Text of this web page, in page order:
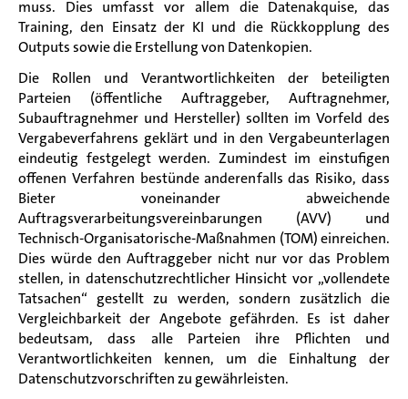
muss. Dies umfasst vor allem die Datenakquise, das
Training, den Einsatz der KI und die Rückkopplung des
Outputs sowie die Erstellung von Datenkopien.
Die Rollen und Verantwortlichkeiten der beteiligten
Parteien (öffentliche Auftraggeber, Auftragnehmer,
Subauftragnehmer und Hersteller) sollten im Vorfeld des
Vergabeverfahrens geklärt und in den Vergabeunterlagen
eindeutig festgelegt werden. Zumindest im einstufigen
offenen Verfahren bestünde anderenfalls das Risiko, dass
Bieter voneinander abweichende
Auftragsverarbeitungsvereinbarungen (AVV) und
Technisch-Organisatorische-Maßnahmen (TOM) einreichen.
Dies würde den Auftraggeber nicht nur vor das Problem
stellen, in datenschutzrechtlicher Hinsicht vor „vollendete
Tatsachen“ gestellt zu werden, sondern zusätzlich die
Vergleichbarkeit der Angebote gefährden. Es ist daher
bedeutsam, dass alle Parteien ihre Pflichten und
Verantwortlichkeiten kennen, um die Einhaltung der
Datenschutzvorschriften zu gewährleisten.